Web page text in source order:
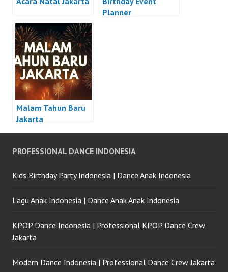
Planner
Malam Tahun Baru
Jakarta
PROFESSIONAL DANCE INDONESIA
Kids Birthday Party Indonesia | Dance Anak Indonesia
Lagu Anak Indonesia | Dance Anak Anak Indonesia
KPOP Dance Indonesia | Professional KPOP Dance Crew
Jakarta
Modern Dance Indonesia | Professional Dance Crew Jakarta